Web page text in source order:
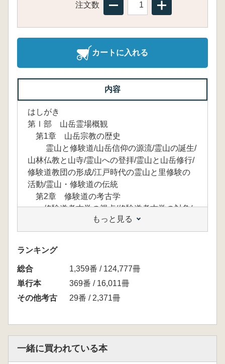
注文数
カートに入れる
内容
はしがき
第Ⅰ部 山岳霊場概観
第1章 山岳宗教の歴史
霊山と修験道/山岳信仰の源流/霊山の誕生/
山林仏教と山寺/霊山への登拝/霊山と山岳修行/
修験道教団の形成/江戸時代の霊山と里修験の
活動/霊山・修験道の伝統
第2章 修験道の考古学
修験道考古学の視点/修験道考古学の対象/
修験道遺跡・遺物の変遷/中世修験の遺跡/山岳
修行の遺跡
第3章 「霊場の考古学」の現状と課題
はじめに/霊場とはなにか/中世史からの問
題提起/「霊場の考古学」の提唱と実践/「霊場
の考古学」の課題/おわりに
第Ⅱ部 山岳宗教の考古学
第4章 考古学からみた羽黒修験
新資料を中心として―
もっと見る
ランキング
総合
1,359番 / 124,777冊
単行本
369番 / 16,011冊
その他考古
29番 / 2,371冊
一緒に買われている本